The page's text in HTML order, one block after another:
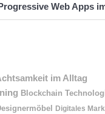
Web Apps
im Alltag
Blockchain
Digitales